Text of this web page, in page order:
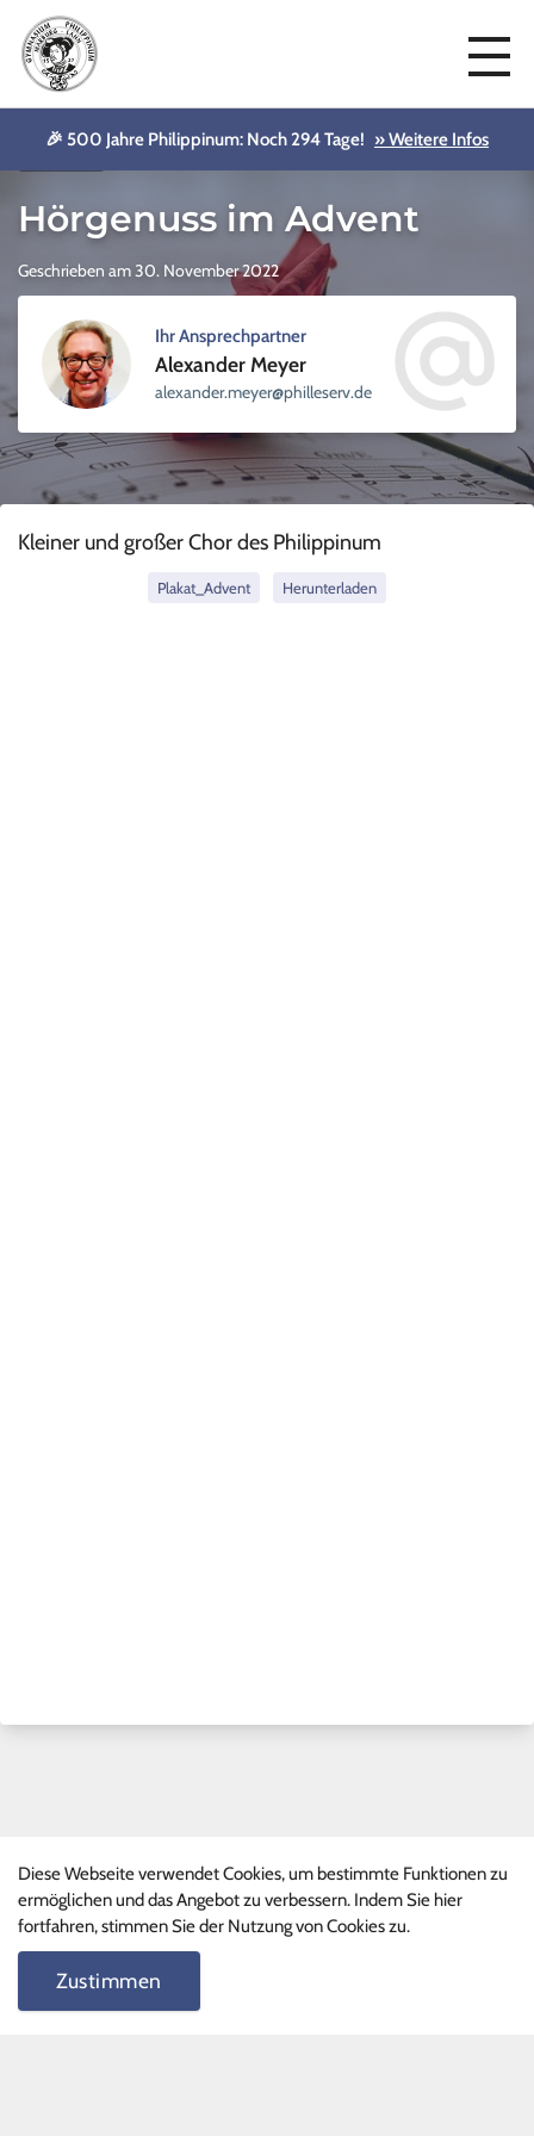
🎉 500 Jahre Philippinum: Noch 294 Tage! » Weitere Infos
Hörgenuss im Advent
Geschrieben am 30. November 2022
Ihr Ansprechpartner
Alexander Meyer
ed.vre
sellihp@reyem.rednaxela
Kleiner und großer Chor des Philippinum
Plakat_Advent Herunterladen
Schnelllinks
Ganztagsprogramm
Phille-Shop
FAQ
Diese Webseite verwendet Cookies, um bestimmte Funktionen zu
ermöglichen und das Angebot zu verbessern. Indem Sie hier
fortfahren, stimmen Sie der Nutzung von Cookies zu.
Zustimmen